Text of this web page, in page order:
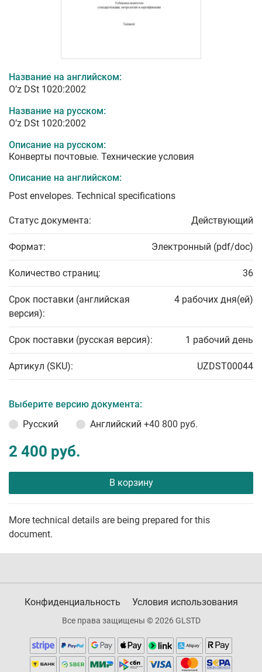
Название на английском:
O’z DSt 1020:2002
Название на русском:
O’z DSt 1020:2002
Описание на русском:
Конверты почтовые. Технические условия
Описание на английском:
Post envelopes. Technical specifications
Статус документа: Действующий
Формат: Электронный (pdf/doc)
Количество страниц: 36
Срок поставки (английская
версия):
4 рабочих дня(ей)
Срок поставки (русская версия): 1 рабочий день
Артикул (SKU): UZDST00044
Выберите версию документа:
Русский
Английский +40 800 руб.
2 400 руб.
В корзину
More technical details are being prepared for this
document.
Конфиденциальность Условия использования
Все права защищены © 2026 GLSTD